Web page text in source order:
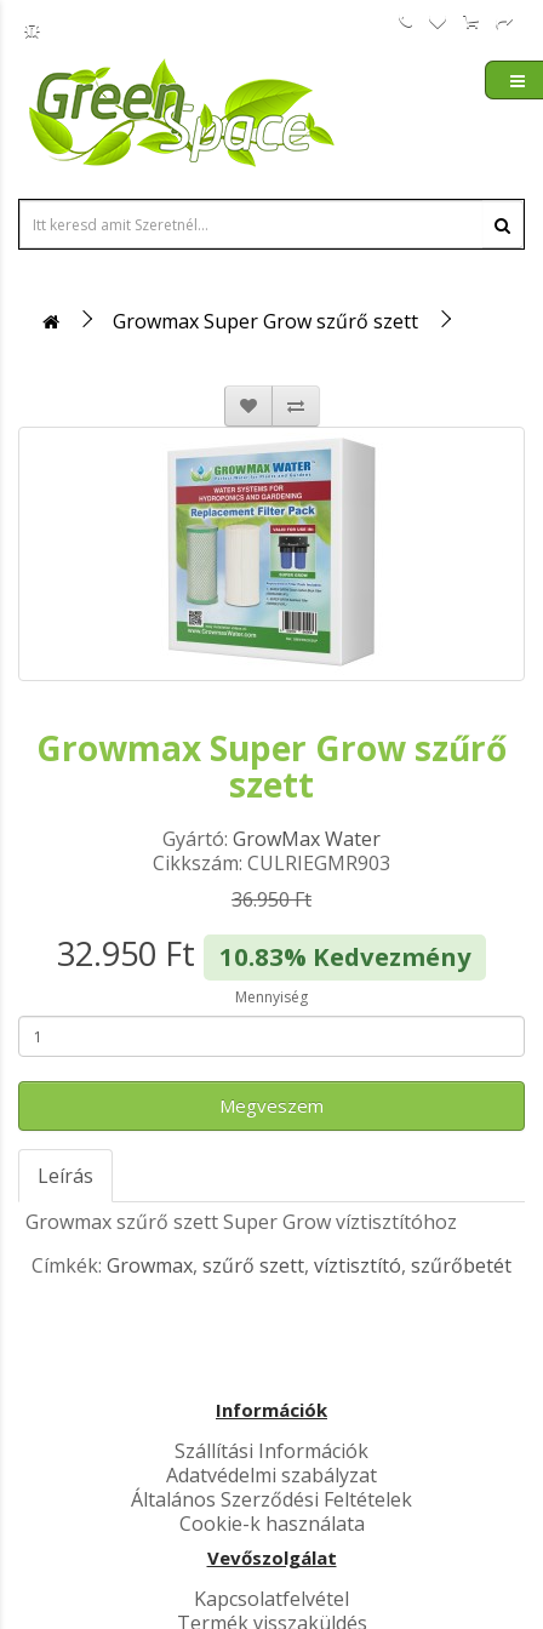
Growmax Super Grow szűrő szett
Growmax Super Grow szűrő
szett
Gyártó: GrowMax Water
Cikkszám: CULRIEGMR903
36.950 Ft
32.950 Ft 10.83% Kedvezmény
Mennyiség
Megveszem
Leírás
Growmax szűrő szett Super Grow víztisztítóhoz
Címkék: Growmax, szűrő szett, víztisztító, szűrőbetét
Információk
Szállítási Információk
Adatvédelmi szabályzat
Általános Szerződési Feltételek
Cookie-k használata
Vevőszolgálat
Kapcsolatfelvétel
Termék visszaküldés